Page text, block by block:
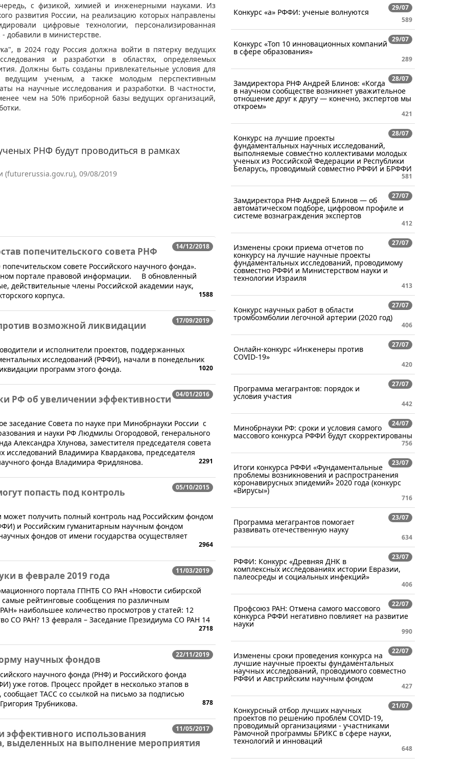
с физикой, химией и инженерными науками. Из
развития России, на реализацию которых направлены
цифровые технологии, персонализированная
добавили в министерстве.
в 2024 году Россия должна войти в пятерку ведущих
и разработки в областях, определяемых
Должны быть созданы привлекательные условия для
ученым, а также молодым перспективным
на научные исследования и разработки. В частности,
чем на 50% приборной базы ведущих организаций,
РНФ будут проводиться в рамках
(futurerussia.gov.ru), 09/08/2019
14/12/2018
попечительского совета РНФ
совете Российского научного фонда».
портале правовой информации. В обновленный
действительные члены Российской академии наук,
корпуса.
1588
17/09/2019
возможной ликвидации
и исполнители проектов, поддержанных
исследований (РФФИ), начали в понедельник
программ этого фонда.
1020
04/01/2016
РФ об увеличении эффективности
заседание Совета по науке при Минобрнауки России с
и науки РФ Людмилы Огородовой, генерального
Александра Хлунова, заместителя председателя совета
исследований Владимира Квардакова, председателя
фонда Владимира Фридлянова.
2291
05/10/2015
попасть под контроль
может получить полный контроль над Российским фондом
и Российским гуманитарным научным фондом
фондов от имени государства осуществляет
2964
11/03/2019
в феврале 2019 года
портала ГПНТБ СО РАН «Новости сибирской
самые рейтинговые сообщения по различным
наибольшее количество просмотров у статей: 12
СО РАН? 13 февраля – Заседание Президиума СО РАН 14
2718
22/11/2019
научных фондов
научного фонда (РНФ) и Российского фонда
уже готов. Процесс пройдет в несколько этапов в
ТАСС со ссылкой на письмо за подписью
Трубникова.
878
11/05/2017
эффективного использования
выделенных на выполнение мероприятия
29/07
Конкурс «а» РФФИ: ученые волнуются
589
29/07
Конкурс «Топ 10 инновационных компаний
в сфере образования»
289
28/07
Замдиректора РНФ Андрей Блинов: «Когда
в научном сообществе возникнет уважительное
отношение друг к другу — конечно, экспертов мы
откроем»
421
28/07
Конкурс на лучшие проекты
фундаментальных научных исследований,
выполняемые совместно коллективами молодых
ученых из Российской Федерации и Республики
Беларусь, проводимый совместно РФФИ и БРФФИ
581
27/07
Замдиректора РНФ Андрей Блинов — об
автоматическом подборе, цифровом профиле и
системе вознаграждения экспертов
412
27/07
Изменены сроки приема отчетов по
конкурсу на лучшие научные проекты
фундаментальных исследований, проводимому
совместно РФФИ и Министерством науки и
технологии Израиля
413
27/07
Конкурс научных работ в области
тромбоэмболии легочной артерии (2020 год)
406
27/07
Онлайн-конкурс «Инженеры против
COVID-19»
420
27/07
Программа мегагрантов: порядок и
условия участия
442
24/07
Минобрнауки РФ: сроки и условия самого
массового конкурса РФФИ будут скорректированы
756
23/07
Итоги конкурса РФФИ «Фундаментальные
проблемы возникновения и распространения
коронавирусных эпидемий» 2020 года (конкурс
«Вирусы»)
716
23/07
Программа мегагрантов помогает
развивать отечественную науку
634
23/07
РФФИ: Конкурс «Древняя ДНК в
комплексных исследованиях истории Евразии,
палеосреды и социальных инфекций»
406
22/07
Профсоюз РАН: Отмена самого массового
конкурса РФФИ негативно повлияет на развитие
науки
990
22/07
Изменены сроки проведения конкурса на
лучшие научные проекты фундаментальных
научных исследований, проводимого совместно
РФФИ и Австрийским научным фондом
427
21/07
Конкурсный отбор лучших научных
проектов по решению проблем COVID-19,
проводимый организациями - участниками
Рамочной программы БРИКС в сфере науки,
технологий и инноваций
648